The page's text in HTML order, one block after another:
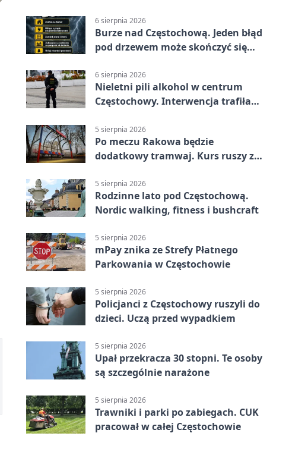
6 sierpnia 2026
Burze nad Częstochową. Jeden błąd
pod drzewem może skończyć się
6 sierpnia 2026
Nieletni pili alkohol w centrum
Częstochowy. Interwencja trafiła
5 sierpnia 2026
Po meczu Rakowa będzie
dodatkowy tramwaj. Kurs ruszy ze
5 sierpnia 2026
Rodzinne lato pod Częstochową.
Nordic walking, fitness i bushcraft
5 sierpnia 2026
mPay znika ze Strefy Płatnego
Parkowania w Częstochowie
5 sierpnia 2026
Policjanci z Częstochowy ruszyli do
dzieci. Uczą przed wypadkiem
5 sierpnia 2026
Upał przekracza 30 stopni. Te osoby
są szczególnie narażone
5 sierpnia 2026
Trawniki i parki po zabiegach. CUK
pracował w całej Częstochowie